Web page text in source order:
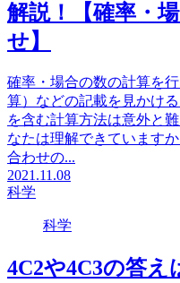
解説！【確率・
せ】
確率・場合の数の計算を
算）などの記載を見かけ
を含む計算方法は意外と
なたは理解できています
合わせの...
2021.11.08
科学
科学
4C2や4C3の答え